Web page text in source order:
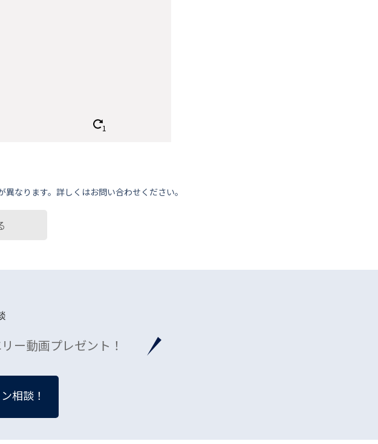
なります。詳しくはお問い合わせください。
ー動画プレゼント！
相談！